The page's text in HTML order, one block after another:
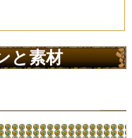
と素材